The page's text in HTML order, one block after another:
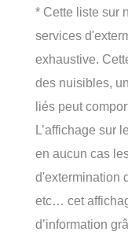
* Cette liste sur
services
exhaustive.
des nuisibles,
liés peut
L’affichage sur
en aucun cas
d'extermination
etc… cet
d’information